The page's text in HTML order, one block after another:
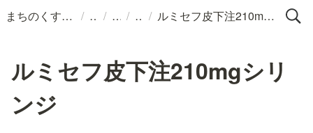
まちのくすりばこ / / / / ルミセフ皮下注210mgシリンジ
ルミセフ皮下注210mgシリ
ンジ